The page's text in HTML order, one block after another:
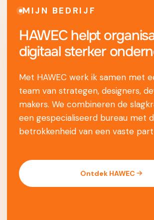
MIJN BEDRIJF
HAWEC helpt
digitaal sterker
Met HAWEC werk ik samen met
team van strategen, designers,
makers. We combineren de
een gespecialiseerd bureau met
betrokkenheid van een vaste
Ontdek HAWEC